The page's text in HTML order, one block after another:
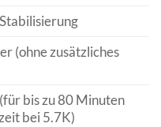
(ohne zusätzliches
bis zu 80 Minuten
bei 5.7K)